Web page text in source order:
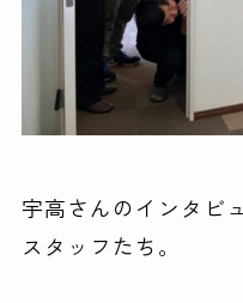
宇高さんのインタビ
スタッフたち。